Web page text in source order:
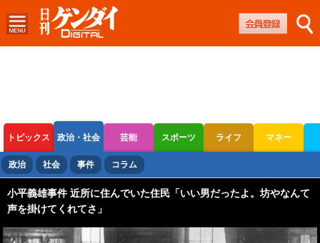
トピックス 政治・社会 芸能 スポーツ ライフ マネー
ボートレース 競輪 オートレース
政治 社会 事件 コラム
小平義雄事件 近所に住んでいた住民「いい男だったよ。坊やなんて
声を掛けてくれてさ」